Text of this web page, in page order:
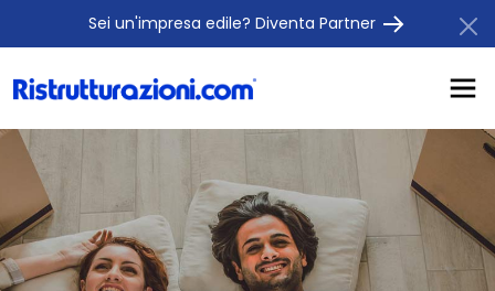
Sei un'impresa edile? Diventa Partner